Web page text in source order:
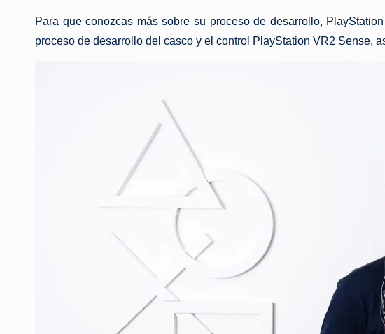
Para que conozcas más sobre su proceso de desarrollo,
proceso de desarrollo del casco y el control PlayStation VR2 Sense,